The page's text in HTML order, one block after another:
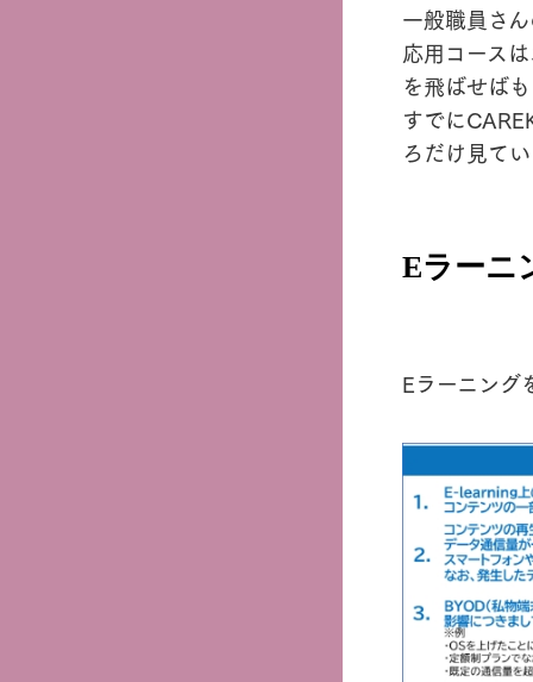
一般職員さ
応用コース
を飛ばせば
すでに
ろだけ見て
Eラーニ
Eラーニング